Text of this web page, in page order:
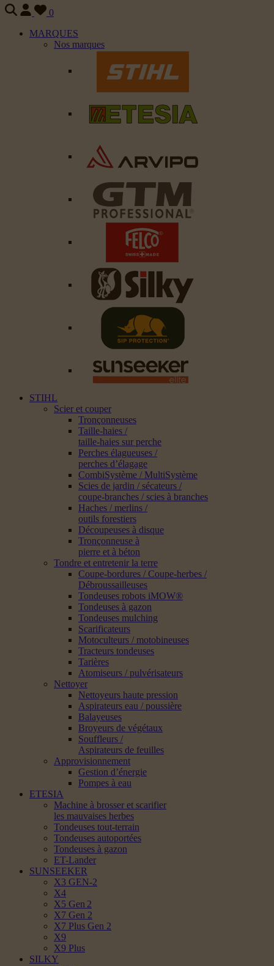
0
MARQUES
Nos marques
STIHL
Scier et couper
Tronçonneuses
Taille-haies /
taille-haies sur perche
Perches élagueuses /
perches d’élagage
CombiSystème / MultiSystème
Scies de jardin / sécateurs /
coupe-branches / scies à branches
Haches / merlins /
outils forestiers
Découpeuses à disque
Tronçonneuse à
pierre et à béton
Tondre et entretenir la terre
Coupe-bordures / Coupe-herbes /
Débroussailleuses
Tondeuses robots iMOW®
Tondeuses à gazon
Tondeuses mulching
Scarificateurs
Motoculteurs / motobineuses
Tracteurs tondeuses
Tarières
Atomiseurs / pulvérisateurs
Nettoyer
Nettoyeurs haute pression
Aspirateurs eau / poussière
Balayeuses
Broyeurs de végétaux
Souffleurs /
Aspirateurs de feuilles
Approvisionnement
Gestion d’énergie
Pompes à eau
ETESIA
Machine à brosser et scarifier
les mauvaises herbes
Tondeuses tout-terrain
Tondeuses autoportées
Tondeuses à gazon
ET-Lander
SUNSEEKER
X3 GEN-2
X4
X5 Gen 2
X7 Gen 2
X7 Plus Gen 2
X9
X9 Plus
SILKY